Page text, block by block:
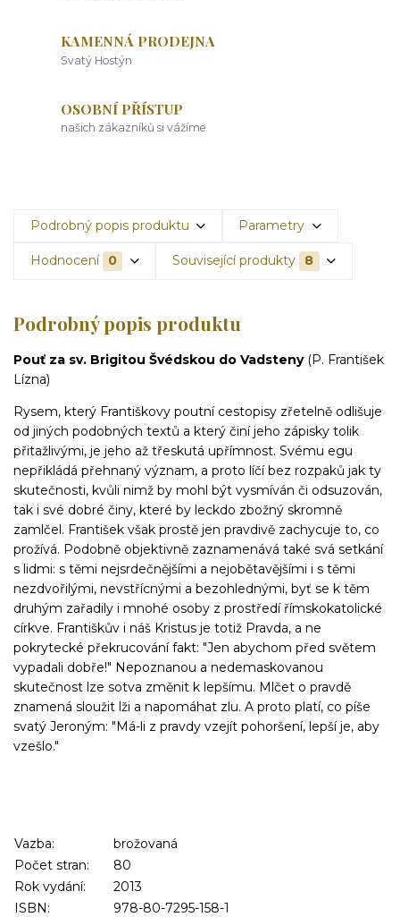
KAMENNÁ PRODEJNA
Svatý Hostýn
OSOBNÍ PŘÍSTUP
našich zákazníků si vážíme
Podrobný popis produktu Parametry
Hodnocení 0 Související produkty 8
Podrobný popis produktu
Pouť za sv. Brigitou Švédskou do Vadsteny (P. František
Lízna)
Rysem, který Františkovy poutní cestopisy zřetelně odlišuje
od jiných podobných textů a který činí jeho zápisky tolik
přitažlivými, je jeho až třeskutá upřímnost. Svému egu
nepřikládá přehnaný význam, a proto líčí bez rozpaků jak ty
skutečnosti, kvůli nimž by mohl být vysmíván či odsuzován,
tak i své dobré činy, které by leckdo zbožný skromně
zamlčel. František však prostě jen pravdivě zachycuje to, co
prožívá. Podobně objektivně zaznamenává také svá setkání
s lidmi: s těmi nejsrdečnějšími a nejobětavějšími i s těmi
nezdvořilými, nevstřícnými a bezohlednými, byť se k těm
druhým zařadily i mnohé osoby z prostředí římskokatolické
církve. Františkův i náš Kristus je totiž Pravda, a ne
pokrytecké překrucování fakt: "Jen abychom před světem
vypadali dobře!" Nepoznanou a nedemaskovanou
skutečnost lze sotva změnit k lepšímu. Mlčet o pravdě
znamená sloužit lži a napomáhat zlu. A proto platí, co píše
svatý Jeroným: "Má-li z pravdy vzejít pohoršení, lepší je, aby
vzešlo."
Vazba:
brožovaná
Počet stran:
80
Rok vydání:
2013
ISBN:
978-80-7295-158-1